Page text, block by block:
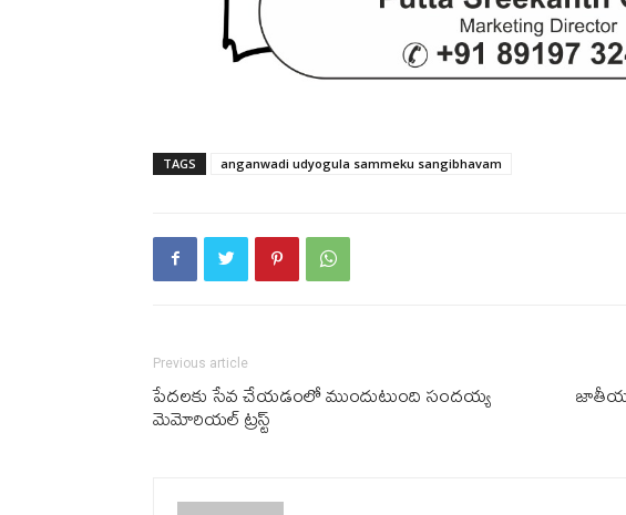
TAGS anganwadi udyogula sammeku sangibhavam
Previous article
పేదలకు సేవ చేయడంలో ముందుటుంది సందయ్య
మెమోరియల్ ట్రస్ట్
జాతీయ